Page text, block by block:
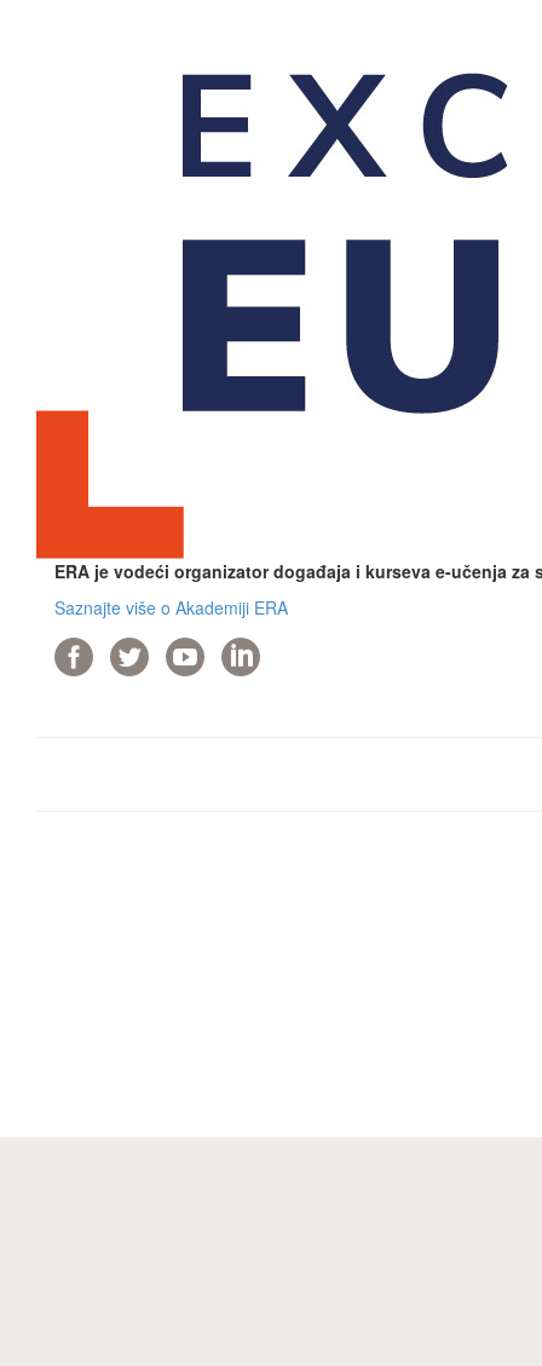
ERA je vodeći organizator događaja i kurseva e-učenja
Saznajte više o Akademiji ERA